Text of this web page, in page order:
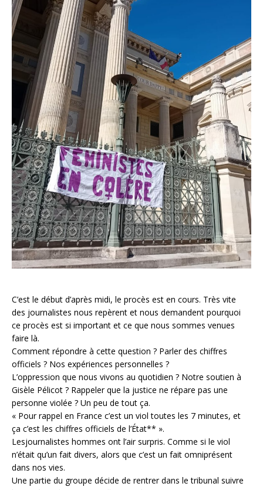
C’est le début d’après midi, le procès est en cours. Très vite
des journalistes nous repèrent et nous demandent pourquoi
ce procès est si important et ce que nous sommes venues
faire là.
Comment répondre à cette question ? Parler des chiffres
officiels ? Nos expériences personnelles ?
L’oppression que nous vivons au quotidien ? Notre soutien à
Gisèle Pélicot ? Rappeler que la justice ne répare pas une
personne violée ? Un peu de tout ça.
« Pour rappel en France c’est un viol toutes les 7 minutes, et
ça c’est les chiffres officiels de l’État** ».
Lesjournalistes hommes ont l’air surpris. Comme si le viol
n’était qu’un fait divers, alors que c’est un fait omniprésent
dans nos vies.
Une partie du groupe décide de rentrer dans le tribunal suivre